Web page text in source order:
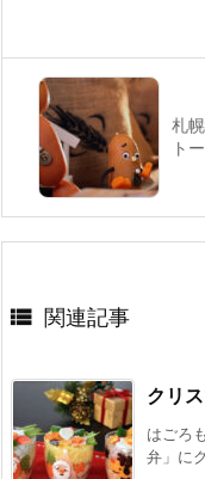
札
ト
 関連記事
クリ
はごろ
弁」に